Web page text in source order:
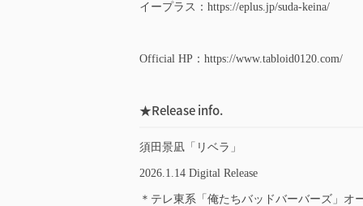
イープラス：https://eplus.jp/suda-keina/
Official HP：https://www.tabloid0120.com/
★Release info.
須田景凪「リベラ」
2026.1.14 Digital Release
＊テレ東系「俺たちバッドバーバーズ」オ